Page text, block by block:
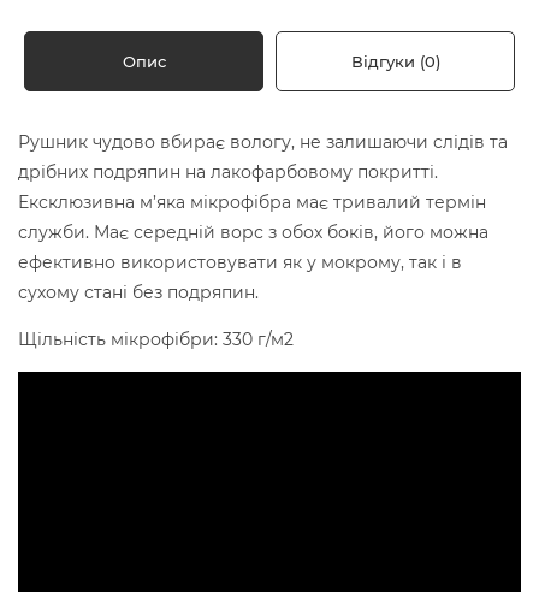
Опис Відгуки (0)
Рушник чудово вбирає вологу, не залишаючи слідів та
дрібних подряпин на лакофарбовому покритті.
Ексклюзивна м’яка мікрофібра має тривалий термін
служби. Має середній ворс з обох боків, його можна
ефективно використовувати як у мокрому, так і в
сухому стані без подряпин.
Щільність мікрофібри: 330 г/м2